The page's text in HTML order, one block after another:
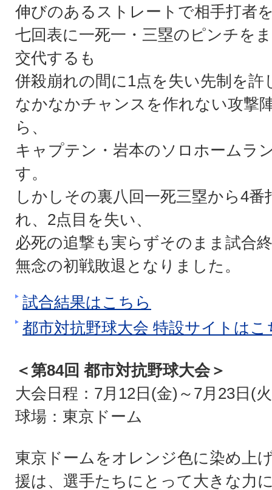
伸びのあるストレートで相手打者
七回表に一死一・三塁のピンチを
交代するも
併殺崩れの間に1点を失い先制を許
なかなかチャンスを作れない攻撃
ら、
キャプテン・岩本のソロホームラ
す。
しかしその裏八回一死三塁から4
れ、2点目を失い、
必死の追撃も実らずそのまま試合
無念の初戦敗退となりました。
試合結果はこちら
都市対抗野球大会 特設サイトはこ
＜第84回 都市対抗野球大会＞
大会日程：7月12日(金)～7月23日(
球場：東京ドーム
東京ドームをオレンジ色に染め上
援は、選手たちにとって大きな力